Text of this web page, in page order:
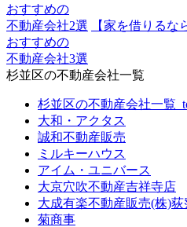
おすすめの
不動産会社2選
【家を借りるな
おすすめの
不動産会社3選
杉並区の不動産会社一覧
杉並区の不動産会社一覧
大和・アクタス
誠和不動産販売
ミルキーハウス
アイム・ユニバース
大京穴吹不動産吉祥寺店
大成有楽不動産販売(株)
菊商事